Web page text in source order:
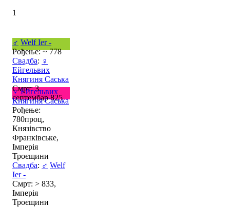
1
♂ Welf Ier -
Рођење: ~ 778
Свадба: ♀
Ейгельвих
Княгиня Саська
Смрт: 3
септембар 825
♀ Ейгельвих
Княгиня Саська
Рођење:
780проц,
Князівство
Франківське,
Імперія
Троєщини
Свадба: ♂ Welf
Ier -
Смрт: > 833,
Імперія
Троєщини